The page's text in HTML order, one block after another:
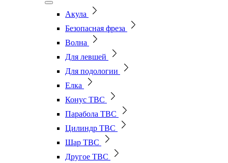
Акула
Безопасная фреза
Волна
Для левшей
Для подологии
Елка
Конус ТВС
Парабола ТВС
Цилиндр ТВС
Шар ТВС
Другое ТВС